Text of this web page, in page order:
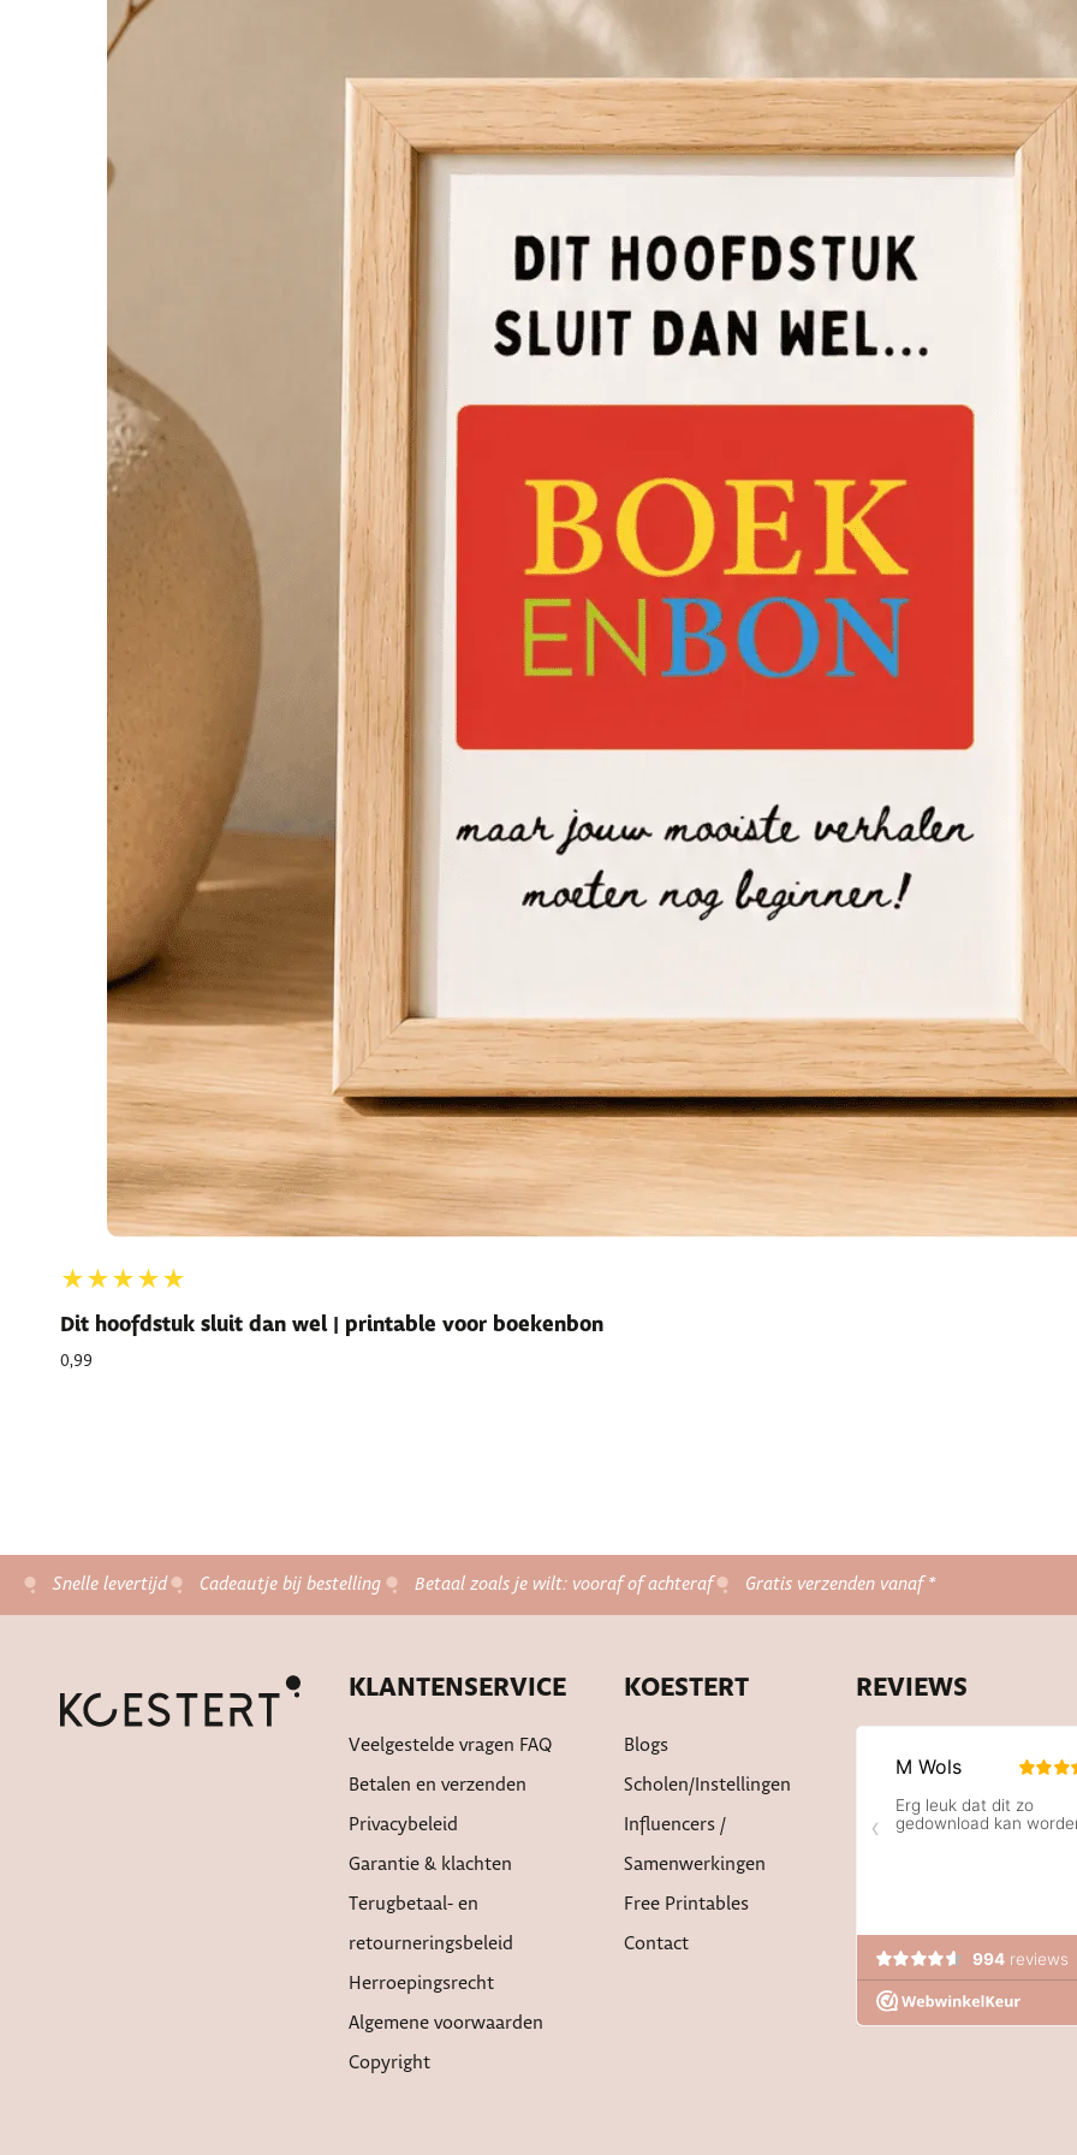
★★★★★
Dit hoofdstuk sluit dan wel | printable voor boekenbon
0,99
Snelle levertijd Cadeautje bij bestelling Betaal zoals je wilt: vooraf of achteraf Gratis verzenden vanaf *
KLANTENSERVICE
Veelgestelde vragen FAQ
Betalen en verzenden
Privacybeleid
Garantie & klachten
Terugbetaal- en
retourneringsbeleid
Herroepingsrecht
Algemene voorwaarden
Copyright
KOESTERT
Blogs
Scholen/instellingen
Influencers /
Samenwerkingen
Free Printables
Contact
REVIEWS